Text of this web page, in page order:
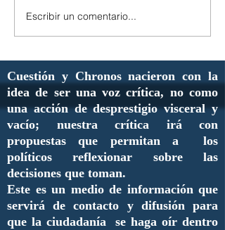
Escribir un comentario...
Cuestión y Chronos nacieron con la
idea de ser una voz crítica, no como
una acción de desprestigio visceral y
vacío; nuestra crítica irá con
propuestas que permitan a los
políticos reflexionar sobre las
decisiones que toman.
Este es un medio de información que
servirá de contacto y difusión para
que la ciudadanía se haga oír dentro